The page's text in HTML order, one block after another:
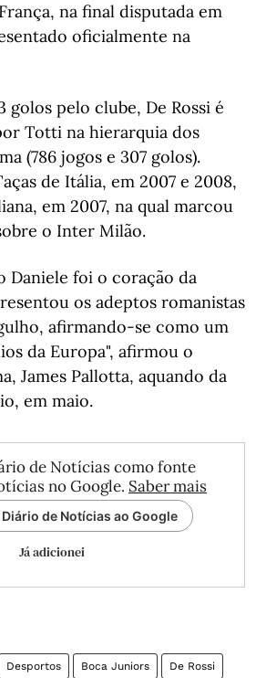
na final disputada em
oficialmente na
golos pelo clube, De Rossi é
Totti na hierarquia dos
(786 jogos e 307 golos).
de Itália, em 2007 e 2008,
em 2007, na qual marcou
o Inter Milão.
Daniele foi o coração da
os adeptos romanistas
afirmando-se como um
da Europa", afirmou o
James Pallotta, aquando da
em maio.
de Notícias como fonte
no Google. Saber mais
de Notícias ao Google
Já adicionei
Desportos Boca Juniors De Rossi